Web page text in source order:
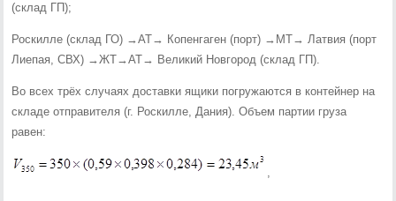
(склад ГП);
Роскилле (склад ГО) →АТ→ Копенгаген (порт) →МТ→ Латвия (порт
Лиепая, СВХ) →ЖТ→АТ→ Великий Новгород (склад ГП).
Во всех трёх случаях доставки ящики погружаются в контейнер на
складе отправителя (г. Роскилле, Дания). Объем партии груза
равен: